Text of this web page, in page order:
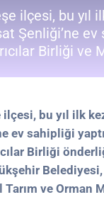
ilçesi, bu yıl
Şenliği’ne ev
Birliği ve
ilçesi, bu yıl ilk
ev sahipliği
Birliği
ve Orman